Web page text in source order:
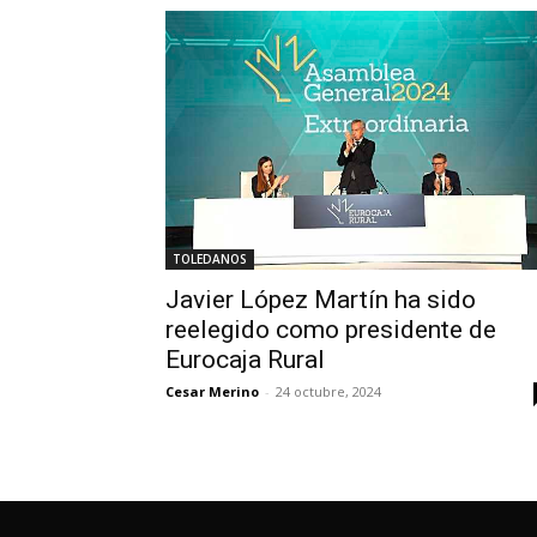
TOLEDANOS
Javier López Martín ha sido
reelegido como presidente de
Eurocaja Rural
Cesar Merino - 24 octubre, 2024